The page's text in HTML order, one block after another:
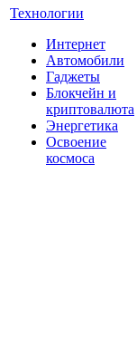
Технологии
Интернет
Автомобили
Гаджеты
Блокчейн и
криптовалюта
Энергетика
Освоение
космоса